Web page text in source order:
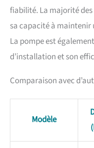
fiabilité. La majorité
sa capacité à maintenir
La pompe est
d’installation et son
Comparaison avec
Modèle